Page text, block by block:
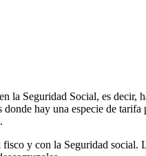
la Seguridad Social, es
hay una especie de tarifa
.
y con la Seguridad social.